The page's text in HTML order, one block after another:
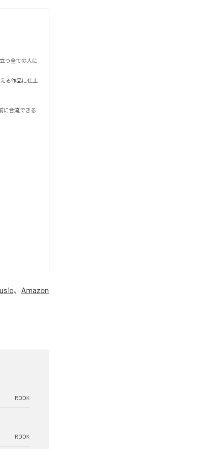
つ全ての人に
る作品に仕上
に合流できる
、 Amazon
ROOK
ROOK